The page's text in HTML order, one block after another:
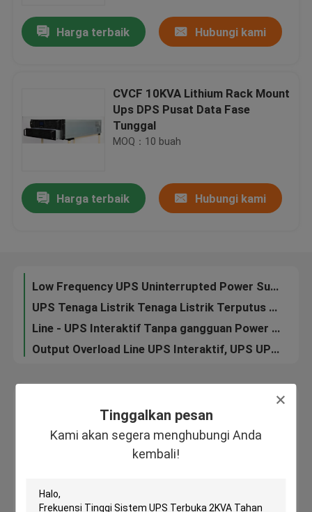
Tinggalkan pesan
Kami akan segera menghubungi Anda
kembali!
Tentang kami
Kontrol kualitas
Hubungi kami
UPS Uninterrupted Power Supply
Rack Mount Power Supply
Harga terbaik Hubungi kami
CVCF 10KVA Lithium Rack Mount
Ups DPS Pusat Data Fase
Tunggal
MOQ：10 buah
Harga terbaik Hubungi kami
220VAC 48VDC Telecom Power Supply Faktor Daya Sistem Tertanam ≥ 0,99 480 * 270 * 300
Industri tunggal fase tunggal 10-100KVA online andal dan berdaya tinggi
Hybrid Off Grid Solar Power Inverter 24V / 48V 1 - 12kw 50 / 60Hz Disesuaikan
Tinggalkan pesan
Kami akan segera menghubungi Anda kembali!